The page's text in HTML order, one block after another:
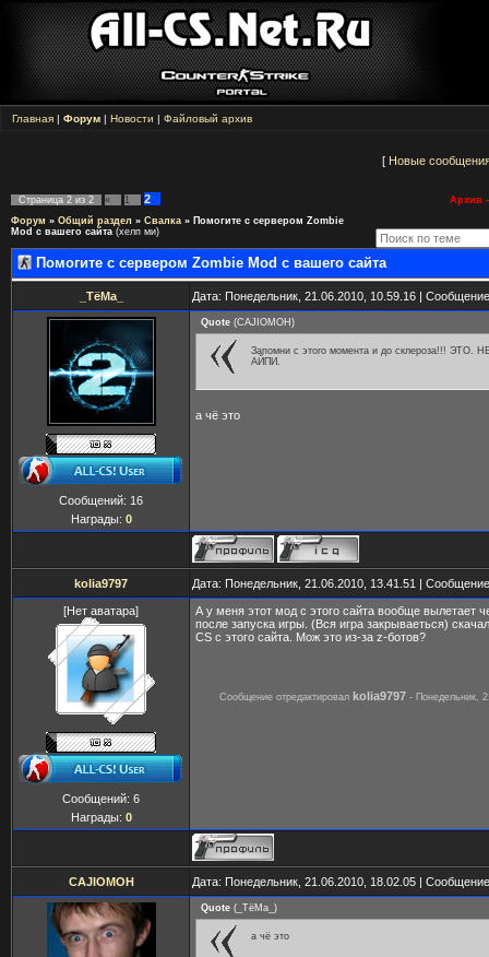
Главная | Форум | Новости | Файловый архив
[ Новые
Страница 2 из 2 « 1 2
Архив -
Форум » Общий раздел » Свалка » Помогите с сервером Zombie
Mod с вашего сайта (хелп ми)
Помогите с сервером Zombie Mod с вашего сайта
_ТёМа_ Дата: Понедельник, 21.06.2010, 10.59.16 |
Сообщений: 16
Награды: 0
Quote (CAJIOMOH )
Запомни с этого момента и до склероза!!! ЭТО.
АЙПИ.
а чё это
kolia9797 Дата: Понедельник, 21.06.2010, 13.41.51 |
[Нет аватара]
Сообщений: 6
Награды: 0
А у меня этот мод с этого сайта вообще вылетает
после запуска игры. (Вся игра закрываеться)
CS с этого сайта. Мож это из-за z-ботов?
Сообщение отредактировал kolia9797 - Понедельник,
CAJIOMOH Дата: Понедельник, 21.06.2010, 18.02.05 |
Quote ( _ТёМа_ )
а чё это